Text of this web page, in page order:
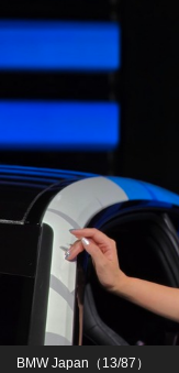
BMW Japan（13/87）